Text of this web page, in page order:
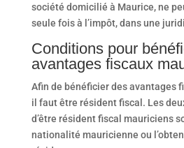
société domicilié à Maurice, ne
seule fois à l’impôt, dans une
Conditions pour
avantages fiscaux
Afin de bénéficier des avantages
il faut être résident fiscal. Les
d’être résident fiscal mauriciens
nationalité mauricienne ou